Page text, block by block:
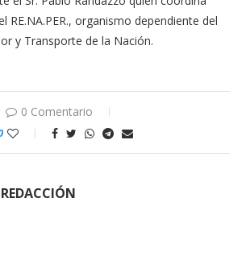
RE.NA.PER., organismo dependiente del
y Transporte de la Nación.
0 Comentario